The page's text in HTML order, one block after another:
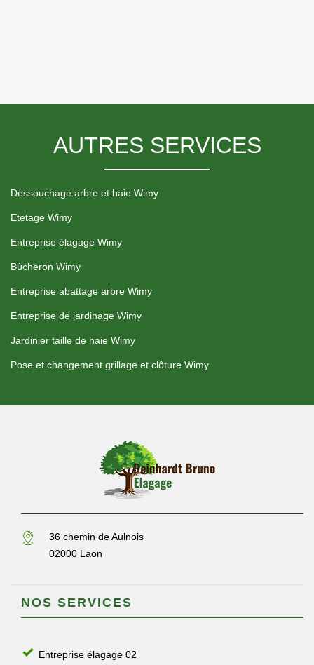
AUTRES SERVICES
Dessouchage arbre et haie Wimy
Etetage Wimy
Entreprise élagage Wimy
Bûcheron Wimy
Entreprise abattage arbre Wimy
Entreprise de jardinage Wimy
Jardinier taille de haie Wimy
Pose et changement grillage et clôture Wimy
36 chemin de Aulnois
02000 Laon
NOS SERVICES
Entreprise élagage 02